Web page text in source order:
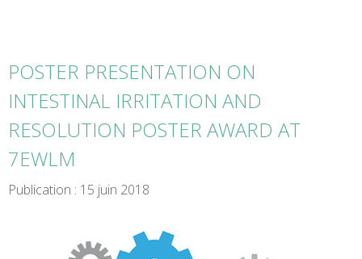
POSTER PRESENTATION ON
INTESTINAL IRRITATION AND
RESOLUTION POSTER AWARD AT
7EWLM
Publication : 15 juin 2018